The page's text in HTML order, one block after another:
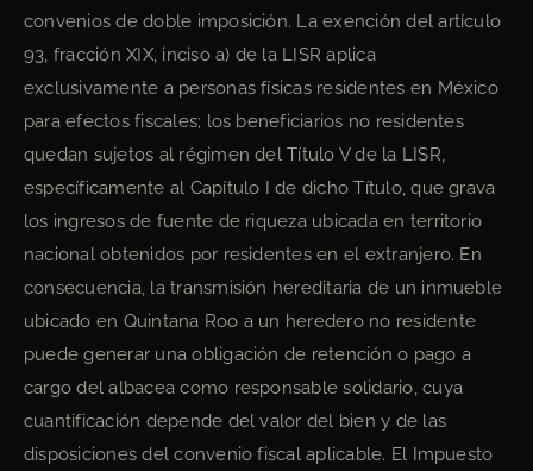
convenios de doble imposición. La exención del artículo
93, fracción XIX, inciso a) de la LISR aplica
exclusivamente a personas físicas residentes en México
para efectos fiscales; los beneficiarios no residentes
quedan sujetos al régimen del Título V de la LISR,
específicamente al Capítulo I de dicho Título, que grava
los ingresos de fuente de riqueza ubicada en territorio
nacional obtenidos por residentes en el extranjero. En
consecuencia, la transmisión hereditaria de un inmueble
ubicado en Quintana Roo a un heredero no residente
puede generar una obligación de retención o pago a
cargo del albacea como responsable solidario, cuya
cuantificación depende del valor del bien y de las
disposiciones del convenio fiscal aplicable. El Impuesto